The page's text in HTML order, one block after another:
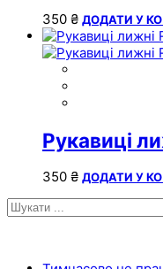
350 ₴ ДОДАТИ У
Рукавиці
350 ₴ ДОДАТИ У